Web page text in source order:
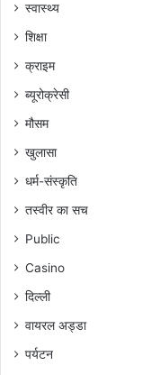
स्वास्थ्य
शिक्षा
क्राइम
ब्यूरोक्रेसी
मौसम
खुलासा
धर्म-संस्कृति
तस्वीर का सच
Public
Casino
दिल्ली
वायरल अड्डा
पर्यटन